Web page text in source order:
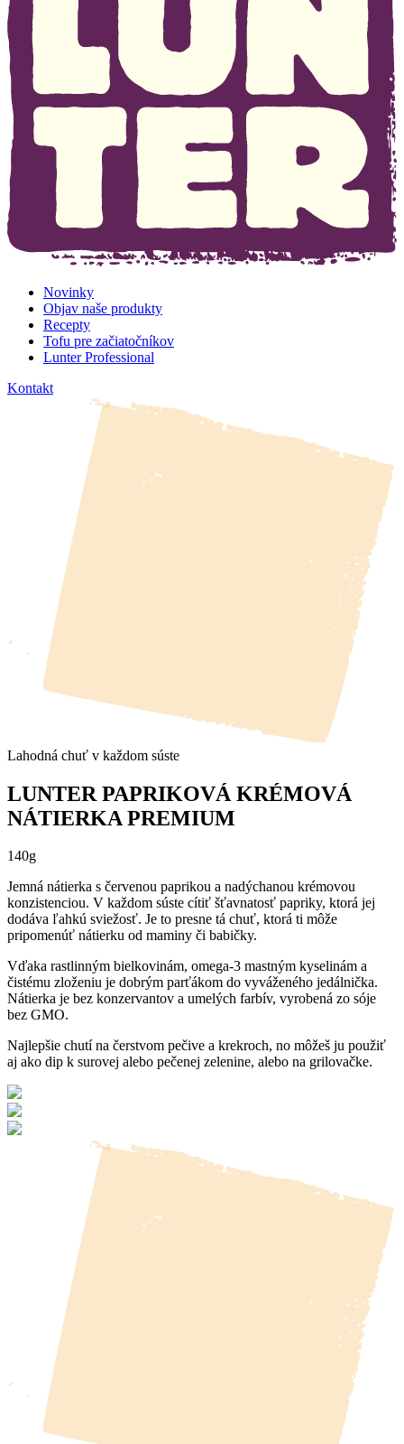
Novinky
Objav naše produkty
Recepty
Tofu pre začiatočníkov
Lunter Professional
Kontakt
Lahodná chuť v každom súste
LUNTER PAPRIKOVÁ KRÉMOVÁ
NÁTIERKA PREMIUM
140g
Jemná nátierka s červenou paprikou a nadýchanou krémovou
konzistenciou. V každom súste cítiť šťavnatosť papriky, ktorá jej
dodáva ľahkú sviežosť. Je to presne tá chuť, ktorá ti môže
pripomenúť nátierku od maminy či babičky.
Vďaka rastlinným bielkovinám, omega-3 mastným kyselinám a
čistému zloženiu je dobrým parťákom do vyváženého jedálnička.
Nátierka je bez konzervantov a umelých farbív, vyrobená zo sóje
bez GMO.
Najlepšie chutí na čerstvom pečive a krekroch, no môžeš ju použiť
aj ako dip k surovej alebo pečenej zelenine, alebo na grilovačke.